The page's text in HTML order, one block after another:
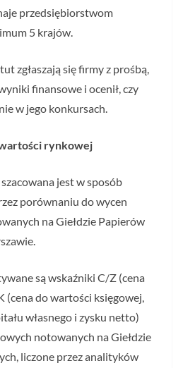
przedsiębiorstwom
5 krajów.
zgłaszają się firmy z prośbą,
finansowe i ocenił, czy
w jego konkursach.
rynkowej
jest w sposób
porównaniu do wycen
na Giełdzie Papierów
są wskaźniki C/Z (cena
(cena do wartości księgowej,
własnego i zysku netto)
notowanych na Giełdzie
liczone przez analityków